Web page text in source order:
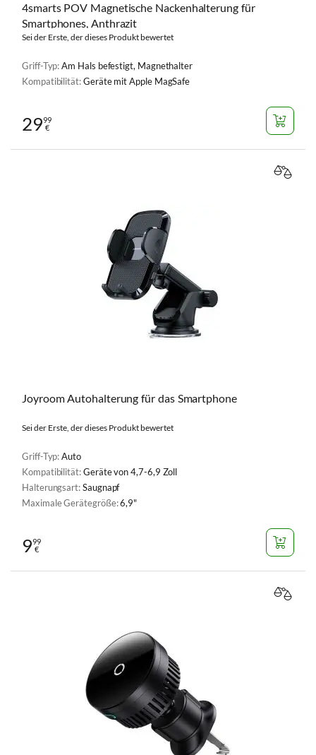
4smarts POV Magnetische Nackenhalterung für
Smartphones, Anthrazit
Sei der Erste, der dieses Produkt bewertet
Griff-Typ:Am Hals befestigt, Magnethalter
Kompatibilität:Geräte mit Apple MagSafe
2999
€
Joyroom Autohalterung für das Smartphone
Sei der Erste, der dieses Produkt bewertet
Griff-Typ:Auto
Kompatibilität:Geräte von 4,7-6,9 Zoll
Halterungsart:Saugnapf
Maximale Gerätegröße:6,9"
999
€